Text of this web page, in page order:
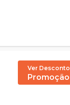
Ver Desconto
Promoção